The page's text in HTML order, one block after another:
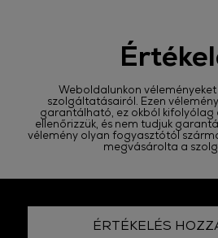
Weboldalunkon
szolgáltatásairól. Ezen
garantálható, ez okból kifolyólag
ellenőrizzük, és nem tudjuk
vélemény olyan fogyasztótól
megvásárolta a
ÉRTÉKELÉS